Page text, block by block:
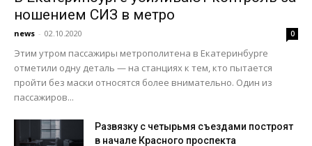
ношением СИЗ в метро
news - 02.10.2020 0
Этим утром пассажиры метрополитена в Екатеринбурге
отметили одну деталь — на станциях к тем, кто пытается
пройти без маски относятся более внимательно. Один из
пассажиров...
Развязку с четырьмя съездами построят
в начале Красного проспекта